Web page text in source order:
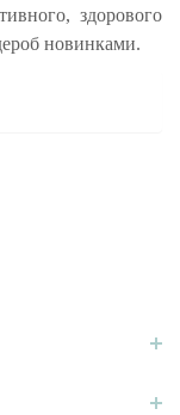
здорового
новинками.